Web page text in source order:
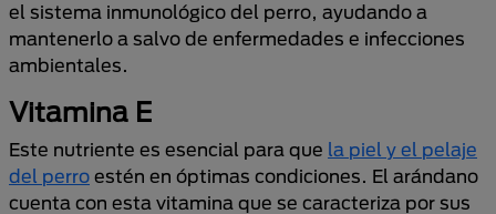
el sistema inmunológico del perro, ayudando a
mantenerlo a salvo de enfermedades e infecciones
ambientales.
Vitamina E
Este nutriente es esencial para que la piel y el pelaje
del perro estén en óptimas condiciones. El arándano
cuenta con esta vitamina que se caracteriza por sus